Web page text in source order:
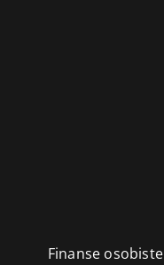
Finanse osobiste